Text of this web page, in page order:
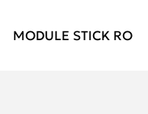
MODULE STICK RO